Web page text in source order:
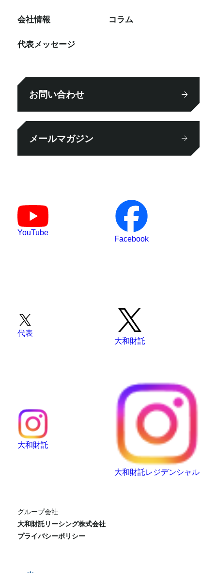
会社情報
代表メッセージ
コラム
お問い合わせ
メールマガジン
YouTube
Facebook
代表
大和財託
大和財託
大和財託レジデンシャル
グループ会社
大和財託リーシング株式会社
プライバシーポリシー